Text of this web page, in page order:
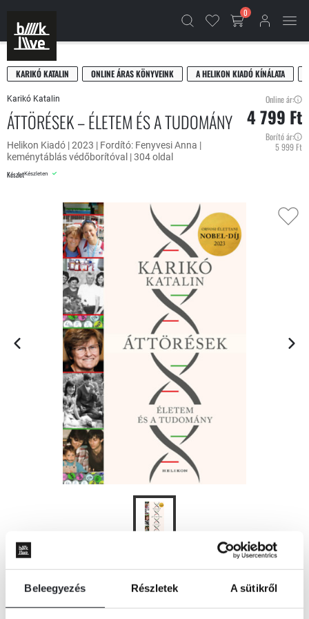
Beleegyezés Részletek A sütikről
0
KARIKÓ KATALIN ONLINE ÁRAS KÖNYVEINK A HELIKON KIADÓ KÍNÁLATA
Karikó Katalin
ÁTTÖRÉSEK – ÉLETEM ÉS A TUDOMÁNY
Helikon Kiadó | 2023 | Fordító: Fenyvesi Anna |
keménytáblás védőborítóval | 304 oldal
KészletKészleten
Online ár:
4 799 Ft
Borító ár:
5 999 Ft
KOSÁRBA